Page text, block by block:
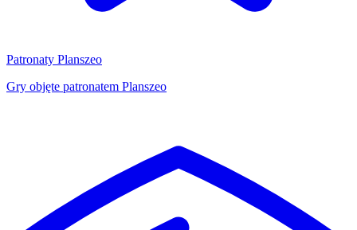
Patronaty Planszeo
Gry objęte patronatem Planszeo